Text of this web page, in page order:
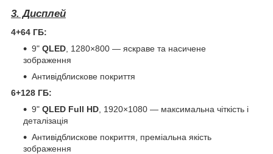
3. Дисплей
4+64 ГБ:
9" QLED , 1280×800 — яскраве та насичене
зображення
Антивідблискове покриття
6+128 ГБ:
9" QLED Full HD , 1920×1080 — максимальна чіткість і
деталізація
Антивідблискове покриття, преміальна якість
зображення